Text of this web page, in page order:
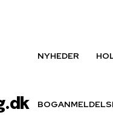
NYHEDER